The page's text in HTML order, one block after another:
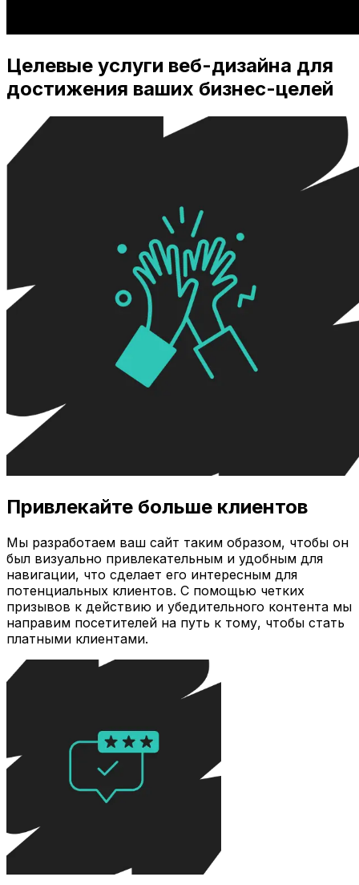
Целевые услуги веб-дизайна для
достижения ваших бизнес-целей
Привлекайте больше клиентов
Мы разработаем ваш сайт таким образом, чтобы он
был визуально привлекательным и удобным для
навигации, что сделает его интересным для
потенциальных клиентов. С помощью четких
призывов к действию и убедительного контента мы
направим посетителей на путь к тому, чтобы стать
платными клиентами.